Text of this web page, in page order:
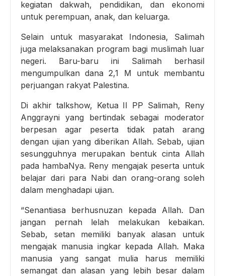
kegiatan dakwah, pendidikan, dan ekonomi
untuk perempuan, anak, dan keluarga.
Selain untuk masyarakat Indonesia, Salimah
juga melaksanakan program bagi muslimah luar
negeri. Baru-baru ini Salimah berhasil
mengumpulkan dana 2,1 M untuk membantu
perjuangan rakyat Palestina.
Di akhir talkshow, Ketua II PP Salimah, Reny
Anggrayni yang bertindak sebagai moderator
berpesan agar peserta tidak patah arang
dengan ujian yang diberikan Allah. Sebab, ujian
sesungguhnya merupakan bentuk cinta Allah
pada hambaNya. Reny mengajak peserta untuk
belajar dari para Nabi dan orang-orang soleh
dalam menghadapi ujian.
“Senantiasa berhusnuzan kepada Allah. Dan
jangan pernah lelah melakukan kebaikan.
Sebab, setan memiliki banyak alasan untuk
mengajak manusia ingkar kepada Allah. Maka
manusia yang sangat mulia harus memiliki
semangat dan alasan yang lebih besar dalam